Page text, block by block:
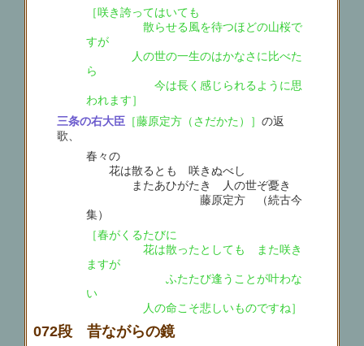
［咲き誇ってはいても
散らせる風を待つほどの山桜で
すが
人の世の一生のはかなさに比べた
ら
今は長く感じられるように思
われます］
三条の右大臣 ［藤原定方（さだかた）］の返
歌、
春々の
花は散るとも 咲きぬべし
またあひがたき 人の世ぞ憂き
藤原定方 （続古今
集）
［春がくるたびに
花は散ったとしても また咲き
ますが
ふたたび逢うことが叶わな
い
人の命こそ悲しいものですね］
072段 昔ながらの鏡